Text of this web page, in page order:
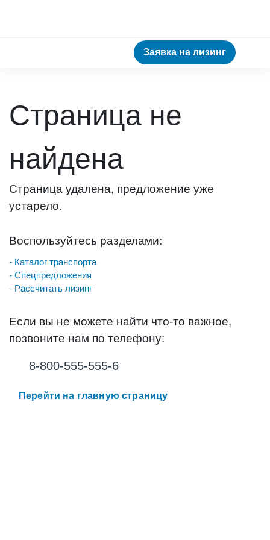
Заявка на лизинг
Страница не
найдена
Страница удалена, предложение уже
устарело.
Воспользуйтесь разделами:
- Каталог транспорта
- Спецпредложения
- Рассчитать лизинг
Если вы не можете найти что-то важное,
позвоните нам по телефону:
8-800-555-555-6
Перейти на главную страницу